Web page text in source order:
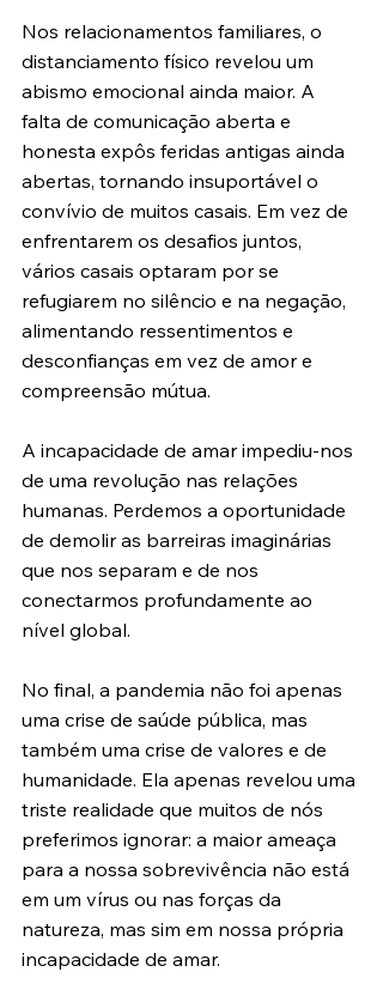
Nos relacionamentos familiares, o
distanciamento físico revelou um
abismo emocional ainda maior. A
falta de comunicação aberta e
honesta expôs feridas antigas ainda
abertas, tornando insuportável o
convívio de muitos casais. Em vez de
enfrentarem os desafios juntos,
vários casais optaram por se
refugiarem no silêncio e na negação,
alimentando ressentimentos e
desconfianças em vez de amor e
compreensão mútua.
A incapacidade de amar impediu-nos
de uma revolução nas relações
humanas. Perdemos a oportunidade
de demolir as barreiras imaginárias
que nos separam e de nos
conectarmos profundamente ao
nível global.
No final, a pandemia não foi apenas
uma crise de saúde pública, mas
também uma crise de valores e de
humanidade. Ela apenas revelou uma
triste realidade que muitos de nós
preferimos ignorar: a maior ameaça
para a nossa sobrevivência não está
em um vírus ou nas forças da
natureza, mas sim em nossa própria
incapacidade de amar.